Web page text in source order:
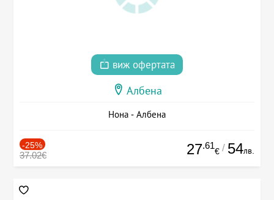
виж офертата
Албена
Нона - Албена
-25%
37.02€ 27.61
€ / 54лв.